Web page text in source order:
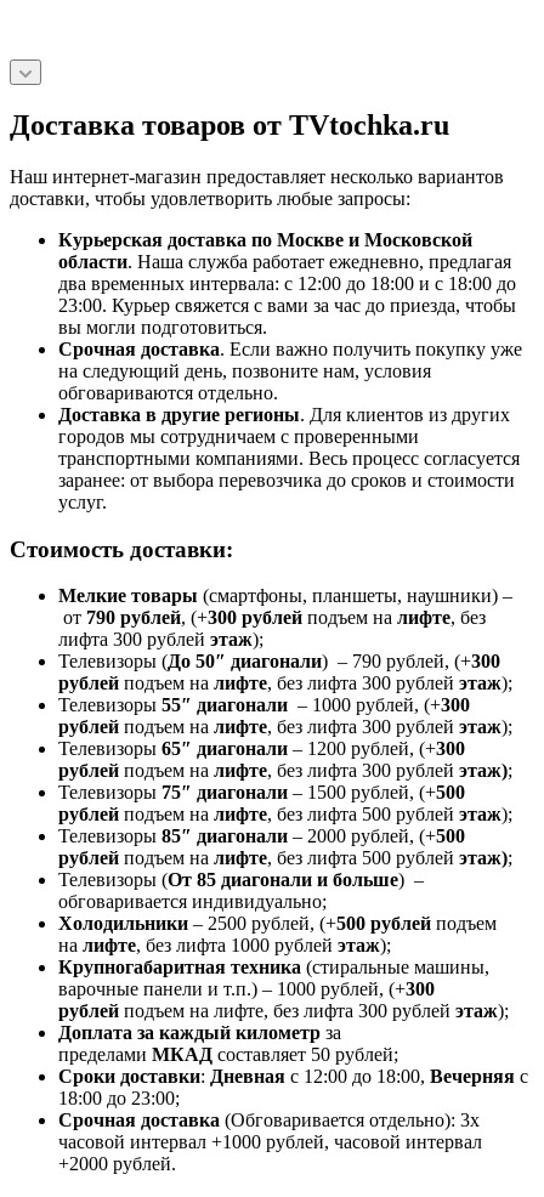
Доставка товаров от TVtochka.ru
Наш интернет-магазин предоставляет несколько вариантов
доставки, чтобы удовлетворить любые запросы:
Курьерская доставка по Москве и Московской
области. Наша служба работает ежедневно, предлагая
два временных интервала: с 12:00 до 18:00 и с 18:00 до
23:00. Курьер свяжется с вами за час до приезда, чтобы
вы могли подготовиться.
Срочная доставка. Если важно получить покупку уже
на следующий день, позвоните нам, условия
обговариваются отдельно.
Доставка в другие регионы. Для клиентов из других
городов мы сотрудничаем с проверенными
транспортными компаниями. Весь процесс согласуется
заранее: от выбора перевозчика до сроков и стоимости
услуг.
Стоимость доставки:
Мелкие товары (смартфоны, планшеты, наушники) –
от 790 рублей, (+300 рублей подъем на лифте, без
лифта 300 рублей этаж);
Телевизоры (До 50″ диагонали) – 790 рублей, (+300
рублей подъем на лифте, без лифта 300 рублей этаж);
Телевизоры 55″ диагонали – 1000 рублей, (+300
рублей подъем на лифте, без лифта 300 рублей этаж);
Телевизоры 65″ диагонали – 1200 рублей, (+300
рублей подъем на лифте, без лифта 300 рублей этаж);
Телевизоры 75″ диагонали – 1500 рублей, (+500
рублей подъем на лифте, без лифта 500 рублей этаж);
Телевизоры 85″ диагонали – 2000 рублей, (+500
рублей подъем на лифте, без лифта 500 рублей этаж);
Телевизоры (От 85 диагонали и больше) –
обговаривается индивидуально;
Холодильники – 2500 рублей, (+500 рублей подъем
на лифте, без лифта 1000 рублей этаж);
Крупногабаритная техника (стиральные машины,
варочные панели и т.п.) – 1000 рублей, (+300
рублей подъем на лифте, без лифта 300 рублей этаж);
Доплата за каждый километр за
пределами МКАД составляет 50 рублей;
Сроки доставки: Дневная с 12:00 до 18:00, Вечерняя с
18:00 до 23:00;
Срочная доставка (Обговаривается отдельно): 3х
часовой интервал +1000 рублей, часовой интервал
+2000 рублей.